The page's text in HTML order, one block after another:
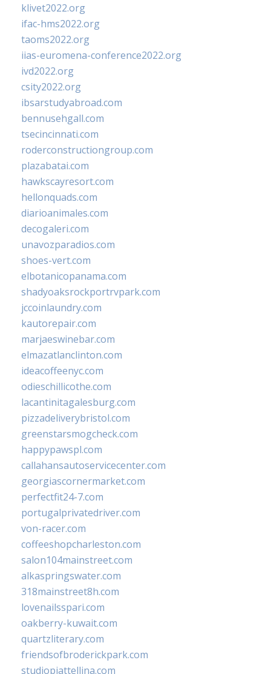
klivet2022.org
ifac-hms2022.org
taoms2022.org
iias-euromena-conference2022.org
ivd2022.org
csity2022.org
ibsarstudyabroad.com
bennusehgall.com
tsecincinnati.com
roderconstructiongroup.com
plazabatai.com
hawkscayresort.com
hellonquads.com
diarioanimales.com
decogaleri.com
unavozparadios.com
shoes-vert.com
elbotanicopanama.com
shadyoaksrockportrvpark.com
jccoinlaundry.com
kautorepair.com
marjaeswinebar.com
elmazatlanclinton.com
ideacoffeenyc.com
odieschillicothe.com
lacantinitagalesburg.com
pizzadeliverybristol.com
greenstarsmogcheck.com
happypawspl.com
callahansautoservicecenter.com
georgiascornermarket.com
perfectfit24-7.com
portugalprivatedriver.com
von-racer.com
coffeeshopcharleston.com
salon104mainstreet.com
alkaspringswater.com
318mainstreet8h.com
lovenailsspari.com
oakberry-kuwait.com
quartzliterary.com
friendsofbroderickpark.com
studiopiattellina.com